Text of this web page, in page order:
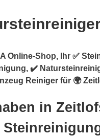
Online-Shop, Ihr ✅
✔️
Reiniger für 🌍
in